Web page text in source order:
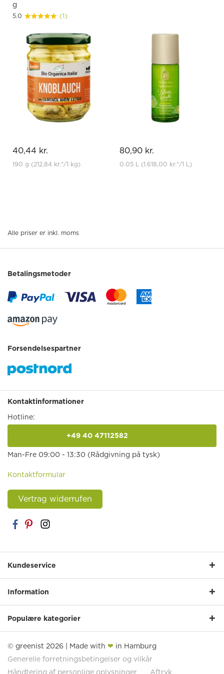
g
5.0 (1)
40,44 kr.
190 g (212,84 kr.*/1 kg)
80,90 kr.
0.05 L (1.618,00 kr.*/1 L)
Alle priser er inkl. moms
Betalingsmetoder
Forsendelsespartner
Kontaktinformationer
Hotline:
+49 40 47112582
Man-Fre 09:00 - 13:30 (Rådgivning på tysk)
Kontaktformular
Vertrag widerrufen
Kundeservice
Information
Populære kategorier
© greenist 2026 | Made with ❤ in Hamburg
Generelle forretningsbetingelser og vilkår
Håndtering af personlige oplysninger
Aftryk